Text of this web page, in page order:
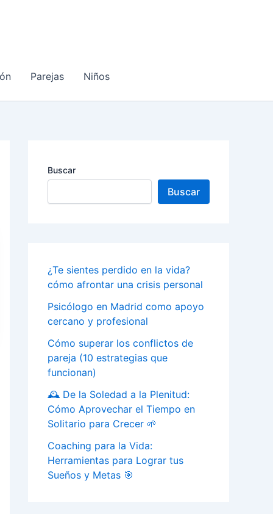
Parejas Niños
Buscar
Buscar
¿Te sientes perdido en la vida?
cómo afrontar una crisis personal
Psicólogo en Madrid como apoyo
cercano y profesional
Cómo superar los conflictos de
pareja (10 estrategias que
funcionan)
🕰️ De la Soledad a la Plenitud:
Cómo Aprovechar el Tiempo en
Solitario para Crecer 🌱
Coaching para la Vida:
Herramientas para Lograr tus
Sueños y Metas 🎯